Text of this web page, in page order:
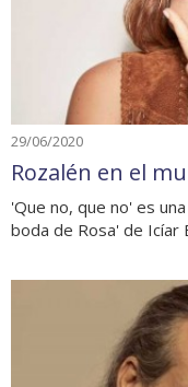
29/06/2020
Rozalén en el
'Que no, que no' es
boda de Rosa' de Icíar